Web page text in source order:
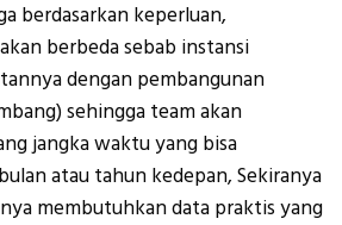
berdasarkan keperluan,
berbeda sebab instansi
dengan pembangunan
sehingga team akan
jangka waktu yang bisa
atau tahun kedepan, Sekiranya
membutuhkan data praktis yang